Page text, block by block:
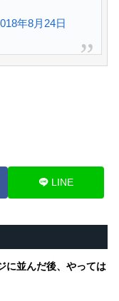
年8月24日
LINE
に並んだ後、やっては